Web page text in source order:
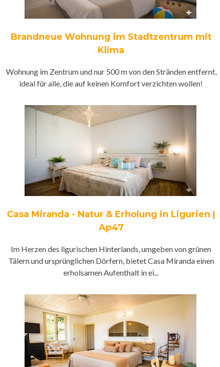
Brandneue Wohnung im Stadtzentrum mit
Klima
Wohnung im Zentrum und nur 500 m von den Stränden entfernt,
ideal für alle, die auf keinen Komfort verzichten wollen!
Casa Miranda - Natur & Erholung in Ligurien |
Ap47
Im Herzen des ligurischen Hinterlands, umgeben von grünen
Tälern und ursprünglichen Dörfern, bietet Casa Miranda einen
erholsamen Aufenthalt in ei...